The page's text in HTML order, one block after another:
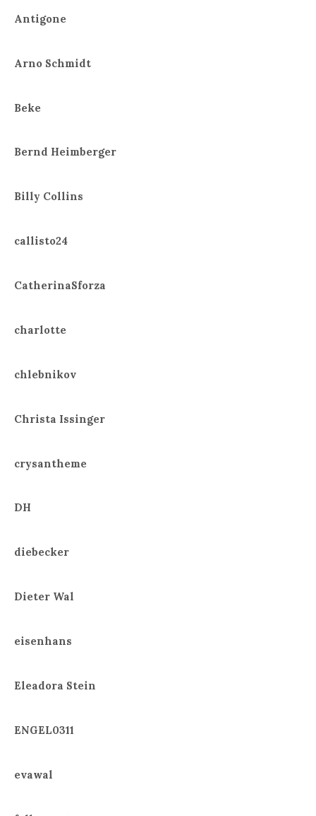
Antigone
Arno Schmidt
Beke
Bernd Heimberger
Billy Collins
callisto24
CatherinaSforza
charlotte
chlebnikov
Christa Issinger
crysantheme
DH
diebecker
Dieter Wal
eisenhans
Eleadora Stein
ENGEL0311
evawal